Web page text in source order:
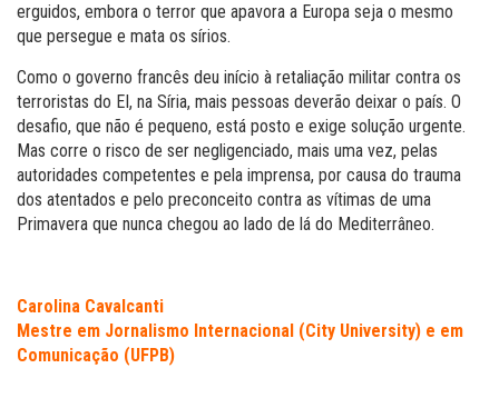
erguidos, embora o terror que apavora a Europa seja o mesmo
que persegue e mata os sírios.
Como o governo francês deu início à retaliação militar contra os
terroristas do EI, na Síria, mais pessoas deverão deixar o país. O
desafio, que não é pequeno, está posto e exige solução urgente.
Mas corre o risco de ser negligenciado, mais uma vez, pelas
autoridades competentes e pela imprensa, por causa do trauma
dos atentados e pelo preconceito contra as vítimas de uma
Primavera que nunca chegou ao lado de lá do Mediterrâneo.
Carolina Cavalcanti
Mestre em Jornalismo Internacional (City University) e em
Comunicação (UFPB)